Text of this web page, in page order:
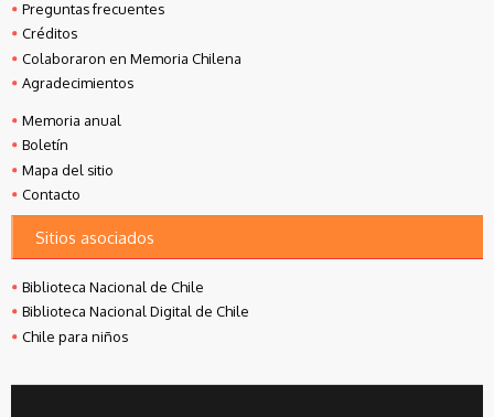
Preguntas frecuentes
Créditos
Colaboraron en Memoria Chilena
Agradecimientos
Memoria anual
Boletín
Mapa del sitio
Contacto
Sitios asociados
Biblioteca Nacional de Chile
Biblioteca Nacional Digital de Chile
Chile para niños